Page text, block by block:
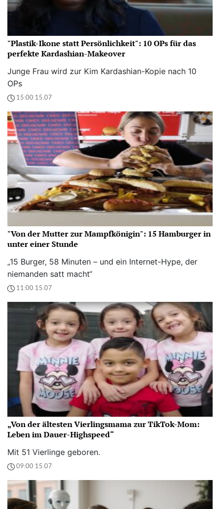
"Plastik-Ikone statt Persönlichkeit": 10 OPs für das
perfekte Kardashian-Makeover
Junge Frau wird zur Kim Kardashian-Kopie nach 10
OPs
15:00 15.07
"Von der Mutter zur Mampfkönigin": 15 Hamburger in
unter einer Stunde
„15 Burger, 58 Minuten – und ein Internet-Hype, der
niemanden satt macht“
11:00 15.07
„Von der ältesten Vierlingsmama zur TikTok-Mom:
Leben im Dauer-Highspeed“
Mit 51 Vierlinge geboren.
09:00 15.07